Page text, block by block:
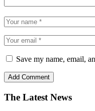
Save my name, email,
The Latest News